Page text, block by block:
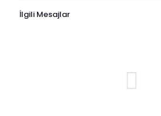
İlgili Mesajlar